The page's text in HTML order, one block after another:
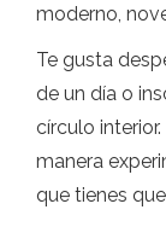
moderno,
Te gusta
de un día o
círculo
manera
que tienes